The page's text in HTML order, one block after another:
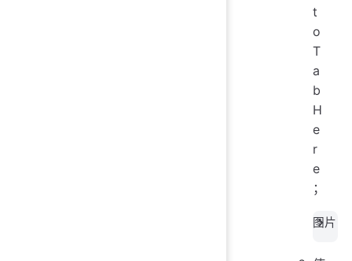
t
o
T
a
b
H
e
r
e
；
图片